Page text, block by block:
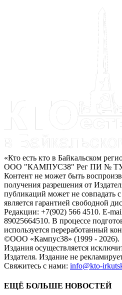
«Кто есть кто в Байкальском
ООО "КАМПУС38" Рег ПИ № ТУ
Контент не может быть
получения разрешения от
публикаций может не совпадать
является гарантией свободной
Редакции: +7(902) 566 4510. E-
89025664510. В процессе
используется переработанный
©ООО «Кампус38» (1999 - 2026).
Издания осуществляется
Издателя. Издание не
Свяжитесь с нами: info@kto-
ЕЩЁ БОЛЬШЕ НОВОСТЕЙ